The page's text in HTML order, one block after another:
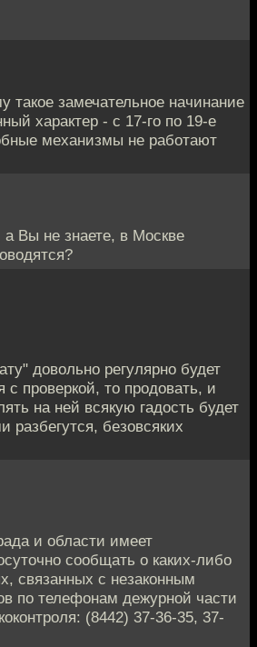
такое замечательное начинание
характер - с 17-го по 19-е
механизмы не работают
Вы не знаете, в Москве
довольно регулярно будет
проверкой, то продовать, и
на ней всякую гадость будет
безовсяких
и области имеет
сообщать о каких-либо
связанных с незаконным
по телефонам дежурной части
(8442) 37-36-35, 37-